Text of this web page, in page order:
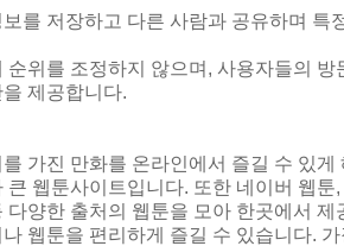
를 저장하고 다른 사람과 공유하며 특
위를 조정하지 않으며, 사용자들의 방
제공합니다.
가진 만화를 온라인에서 즐길 수 있
웹툰사이트입니다. 또한 네이버 웹툰
다양한 출처의 웹툰을 모아 한곳에서
웹툰을 편리하게 즐길 수 있습니다.